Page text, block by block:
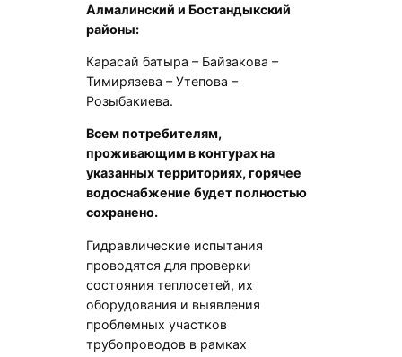
Алмалинский и Бостандыкский
районы:
Карасай батыра – Байзакова –
Тимирязева – Утепова –
Розыбакиева.
Всем потребителям,
проживающим в контурах на
указанных территориях, горячее
водоснабжение будет полностью
сохранено.
Гидравлические испытания
проводятся для проверки
состояния теплосетей, их
оборудования и выявления
проблемных участков
трубопроводов в рамках